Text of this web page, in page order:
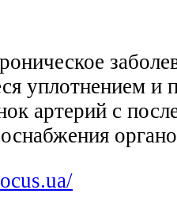
уплотнением и
артерий с